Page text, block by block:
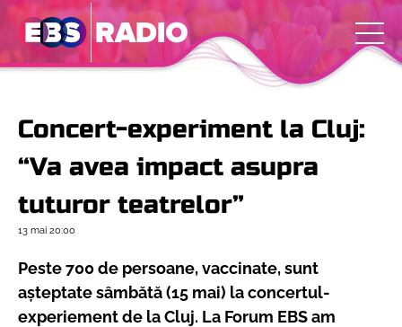
Concert-experiment la Cluj:
“Va avea impact asupra
tuturor teatrelor”
13 mai 20:00
Peste 700 de persoane, vaccinate, sunt
așteptate sâmbătă (15 mai) la concertul-
experiement de la Cluj. La Forum EBS am